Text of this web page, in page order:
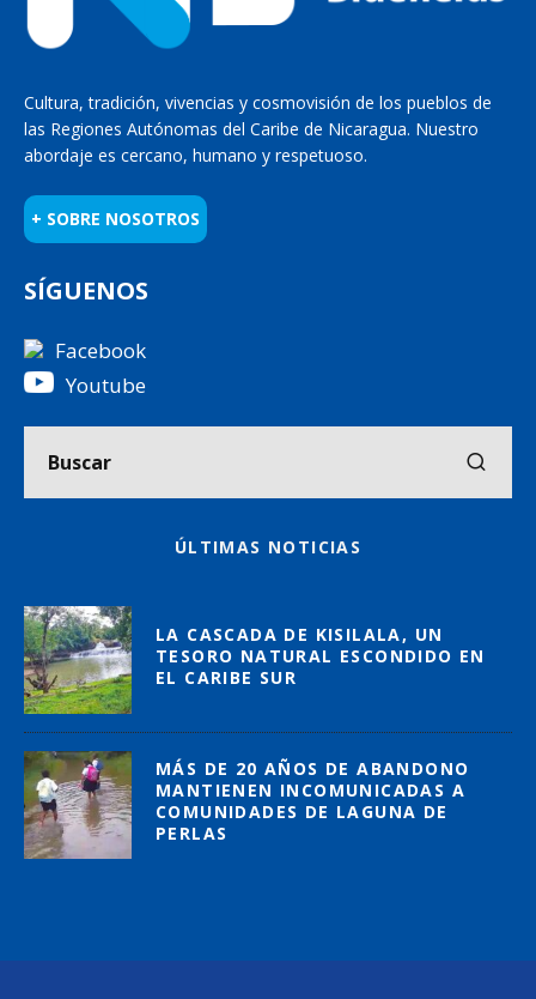
Cultura, tradición, vivencias y cosmovisión de los pueblos de
las Regiones Autónomas del Caribe de Nicaragua. Nuestro
abordaje es cercano, humano y respetuoso.
+ SOBRE NOSOTROS
SÍGUENOS
Facebook
Youtube
ÚLTIMAS NOTICIAS
LA CASCADA DE KISILALA, UN
TESORO NATURAL ESCONDIDO EN
EL CARIBE SUR
MÁS DE 20 AÑOS DE ABANDONO
MANTIENEN INCOMUNICADAS A
COMUNIDADES DE LAGUNA DE
PERLAS